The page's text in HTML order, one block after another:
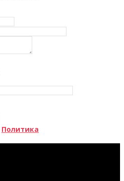
Политика